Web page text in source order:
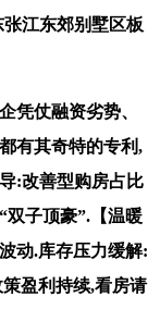
江东郊别墅区板
仗融资劣势、
有其奇特的专利,
:改善型购房占比
双子顶豪”.【温暖
动.库存压力缓解:
盈利持续,看房请